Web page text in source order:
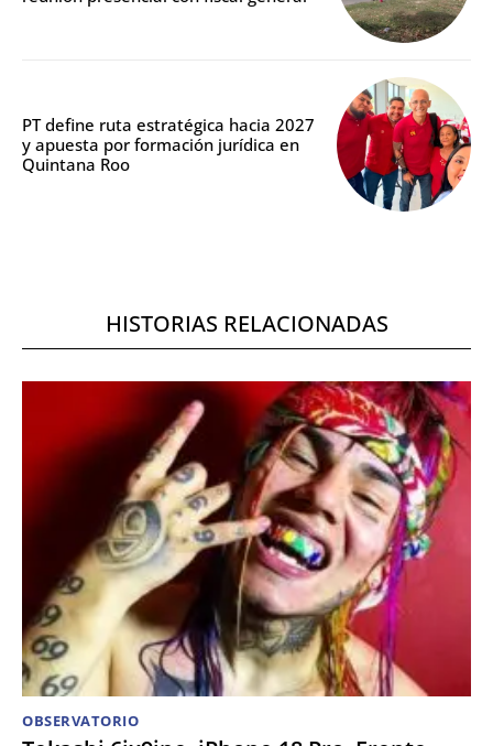
PT define ruta estratégica hacia 2027
y apuesta por formación jurídica en
Quintana Roo
HISTORIAS RELACIONADAS
OBSERVATORIO